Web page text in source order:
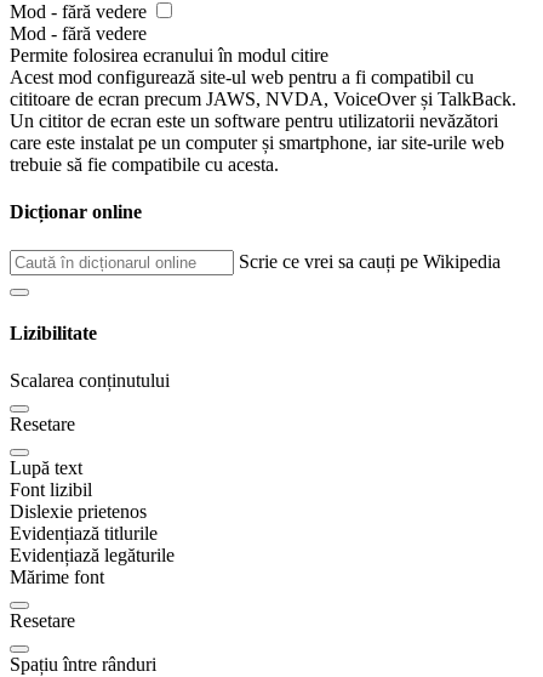
Mod - fără vedere
Mod - fără vedere
Permite folosirea ecranului în modul citire
Acest mod configurează site-ul web pentru a fi compatibil cu
cititoare de ecran precum JAWS, NVDA, VoiceOver și TalkBack.
Un cititor de ecran este un software pentru utilizatorii nevăzători
care este instalat pe un computer și smartphone, iar site-urile web
trebuie să fie compatibile cu acesta.
Dicționar online
Scrie ce vrei sa cauți pe Wikipedia
Lizibilitate
Scalarea conținutului
Resetare
Lupă text
Font lizibil
Dislexie prietenos
Evidențiază titlurile
Evidențiază legăturile
Mărime font
Resetare
Spațiu între rânduri